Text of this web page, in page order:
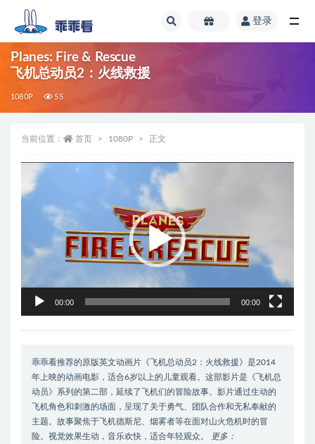
登录
Planes: Fire & Rescue
飞机总动员2：火线救援
1080P 55
当前位置： 首页 1080P 正文
00:00 00:00
乖乖看推荐的原版英文动画片《飞机总动员2：火线救援》是2014
年上映的动画电影，适合6岁以上的儿童观看。这部影片是《飞机总
动员》系列的第二部，延续了飞机们的冒险故事。影片通过生动的
飞机角色和刺激的场面，呈现了关于勇气、团队合作和无私奉献的
主题。故事聚焦于飞机德斯尼、烟雾者等在面对山火危机时的冒
险。视觉效果生动，音乐欢快，适合年轻观众。
更多：